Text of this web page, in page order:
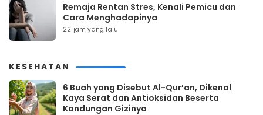
Remaja Rentan Stres, Kenali Pemicu dan
Cara Menghadapinya
22 jam yang lalu
KESEHATAN
6 Buah yang Disebut Al-Qur’an, Dikenal
Kaya Serat dan Antioksidan Beserta
Kandungan Gizinya